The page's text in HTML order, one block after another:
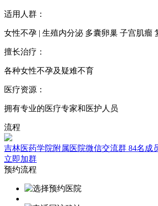
适用人群：
女性不孕 | 生殖内分泌 多囊卵巢 子宫肌瘤
擅长治疗：
各种女性不孕及疑难不育
医疗资源：
拥有专业的医疗专家和医护人员
流程
吉林医药学院附属医院微信交流群 84名成
立即加群
预约流程